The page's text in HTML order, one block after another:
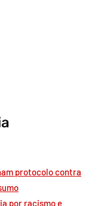
protocolo contra
por racismo e